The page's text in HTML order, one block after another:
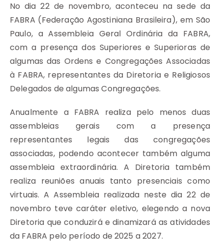
No dia 22 de novembro, aconteceu na sede da
FABRA (Federação Agostiniana Brasileira), em São
Paulo, a Assembleia Geral Ordinária da FABRA,
com a presença dos Superiores e Superioras de
algumas das Ordens e Congregações Associadas
à FABRA, representantes da Diretoria e Religiosos
Delegados de algumas Congregações.
Anualmente a FABRA realiza pelo menos duas
assembleias gerais com a presença
representantes legais das congregações
associadas, podendo acontecer também alguma
assembleia extraordinária. A Diretoria também
realiza reuniões anuais tanto presenciais como
virtuais. A Assembleia realizada neste dia 22 de
novembro teve caráter eletivo, elegendo a nova
Diretoria que conduzirá e dinamizará as atividades
da FABRA pelo período de 2025 a 2027.